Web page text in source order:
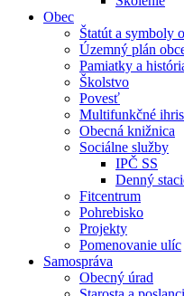
Obec
Štatút a symboly
Územný plán
Pamiatky a
Školstvo
Povesť
Multifunkčné
Obecná knižnica
Sociálne služby
IPČ SS
Denný
Fitcentrum
Pohrebisko
Projekty
Pomenovanie ulíc
Samospráva
Obecný úrad